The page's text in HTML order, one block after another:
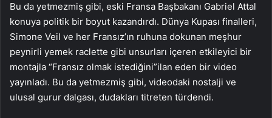
Bu da yetmezmiş gibi, eski Fransa Başbakanı Gabriel Attal
konuya politik bir boyut kazandırdı. Dünya Kupası finalleri,
Simone Veil ve her Fransız’ın ruhuna dokunan meşhur
peynirli yemek raclette gibi unsurları içeren etkileyici bir
montajla “Fransız olmak istediğini”ilan eden bir video
yayınladı. Bu da yetmezmiş gibi, videodaki nostalji ve
ulusal gurur dalgası, dudakları titreten türdendi.